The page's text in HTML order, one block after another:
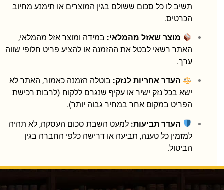
תשיב לו כל סכום ששולם בגין המוצרים או תימנע מחיוב
הכרטיס.
מוצר שאזל מהמלאי:במידה ומוצר אזל מהמלאי,
האתר רשאי לבטל את ההזמנה או להציע פריט חלופי שווה
ערך.
העדר אחריות לנזק:בוטלה הזמנה כאמור, האתר לא
ישא בכל נזק ישיר או עקיף שנגרם ללקוח (לרבות רכישת
הפריט במקום אחר במחיר גבוה יותר).
העדר תביעות:למעט השבת סכום העסקה, לא תהיה
למזמין כל טענה, תביעה או דרישה כלפי החברה בגין
הביטול.